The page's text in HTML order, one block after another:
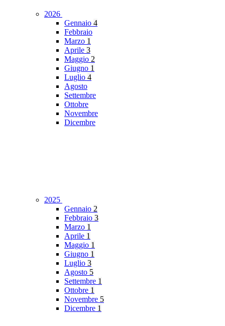
2026
Gennaio 4
Febbraio
Marzo 1
Aprile 3
Maggio 2
Giugno 1
Luglio 4
Agosto
Settembre
Ottobre
Novembre
Dicembre
2025
Gennaio 2
Febbraio 3
Marzo 1
Aprile 1
Maggio 1
Giugno 1
Luglio 3
Agosto 5
Settembre 1
Ottobre 1
Novembre 5
Dicembre 1